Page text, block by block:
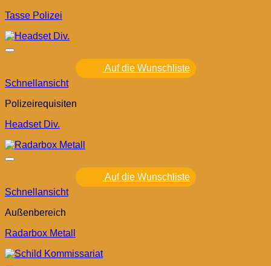
Tasse Polizei
Auf die Wunschliste
Schnellansicht
Polizeirequisiten
Headset Div.
Auf die Wunschliste
Schnellansicht
Außenbereich
Radarbox Metall